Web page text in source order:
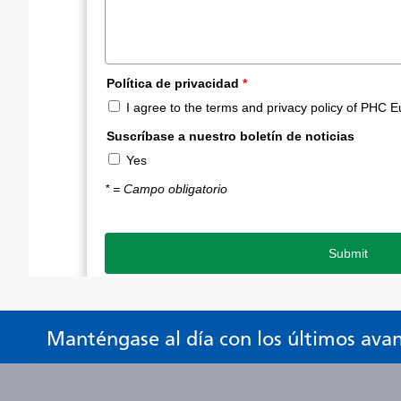
Manténgase al día con los últimos